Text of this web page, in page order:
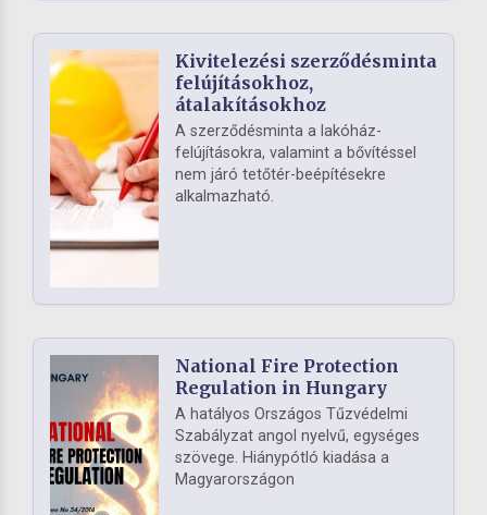
Kivitelezési szerződésminta
felújításokhoz,
átalakításokhoz
A szerződésminta a lakóház-
felújításokra, valamint a bővítéssel
nem járó tetőtér-beépítésekre
alkalmazható.
National Fire Protection
Regulation in Hungary
A hatályos Országos Tűzvédelmi
Szabályzat angol nyelvű, egységes
szövege. Hiánypótló kiadása a
Magyarországon